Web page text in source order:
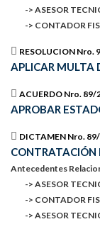
-> ASESOR
-> CONTADOR
RESOLUCION Nro.
APLICAR MULTA
ACUERDO Nro. 89/
APROBAR
DICTAMEN Nro.
CONTRATACIÓN
Antecedentes
-> ASESOR
-> CONTADOR
-> ASESOR